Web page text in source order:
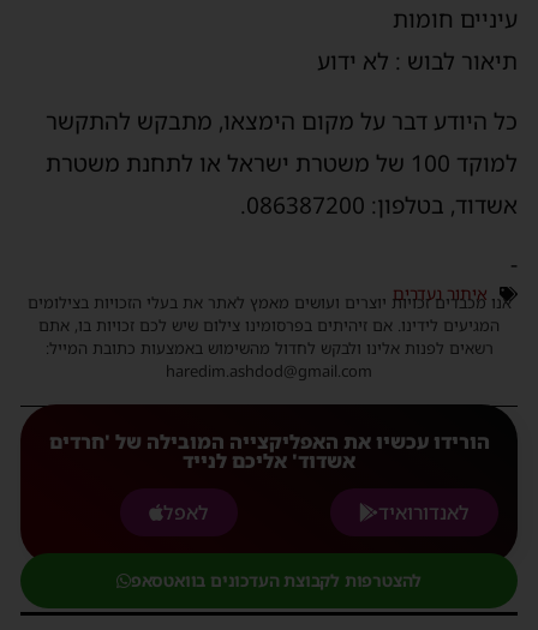
עיניים חומות
תיאור לבוש : לא ידוע
כל היודע דבר על מקום הימצאו, מתבקש להתקשר
למוקד 100 של משטרת ישראל או לתחנת משטרת
אשדוד, בטלפון: 086387200.
-
איתור נעדרים
אנו מכבדים זכויות יוצרים ועושים מאמץ לאתר את בעלי הזכויות בצילומים
המגיעים לידינו. אם זיהיתים בפרסומינו צילום שיש לכם זכויות בו, אתם
רשאים לפנות אלינו ולבקש לחדול מהשימוש באמצעות כתובת המייל:
haredim.ashdod@gmail.com
הורידו עכשיו את האפליקצייה המובילה של 'חרדים
אשדוד' אליכם לנייד
לאנדורואיד
לאפל
להצטרפות לקבוצת העדכונים בוואטסאפ